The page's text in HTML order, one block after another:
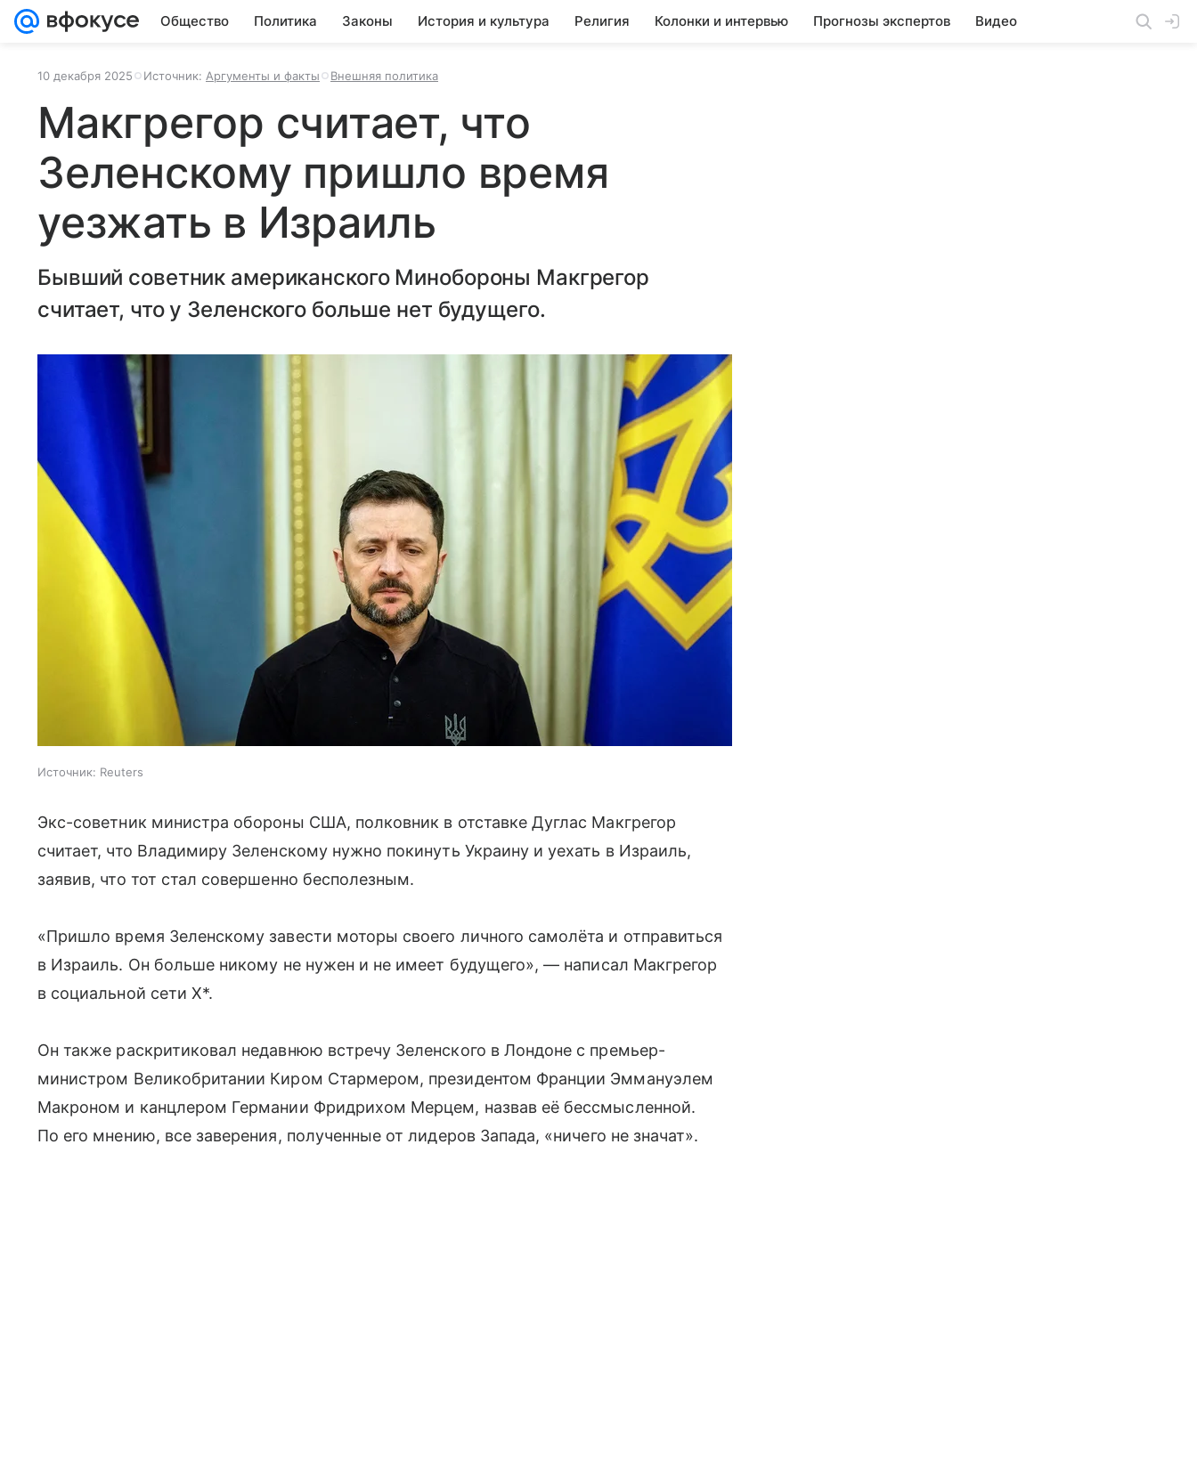
Общество Политика Законы История и культура Религия Колонки и интервью Прогнозы экспертов Видео
10 декабря 2025 Источник: Аргументы и факты Внешняя политика
Макгрегор считает, что
Зеленскому пришло время
уезжать в Израиль
Бывший советник американского Минобороны Макгрегор
считает, что у Зеленского больше нет будущего.
Источник: Reuters
Экс-советник министра обороны США, полковник в отставке Дуглас Макгрегор
считает, что Владимиру Зеленскому нужно покинуть Украину и уехать в Израиль,
заявив, что тот стал совершенно бесполезным.
«Пришло время Зеленскому завести моторы своего личного самолёта и отправиться
в Израиль. Он больше никому не нужен и не имеет будущего», — написал Макгрегор
в социальной сети X*.
Он также раскритиковал недавнюю встречу Зеленского в Лондоне с премьер-
министром Великобритании Киром Стармером, президентом Франции Эммануэлем
Макроном и канцлером Германии Фридрихом Мерцем, назвав её бессмысленной.
По его мнению, все заверения, полученные от лидеров Запада, «ничего не значат».